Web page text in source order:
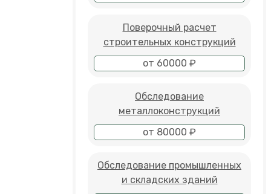
Поверочный расчет
строительных конструкций
от 60000 ₽
Обследование
металлоконструкций
от 80000 ₽
Обследование промышленных
и складских зданий